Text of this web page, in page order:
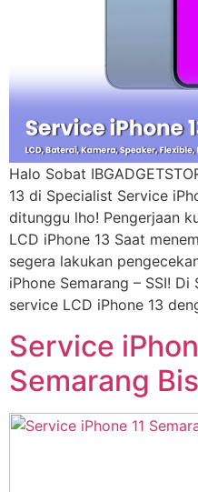
Halo Sobat
13 di Specialist Service
ditunggu lho! Pengerjaan
LCD iPhone 13 Saat
segera lakukan
iPhone Semarang – SSI!
service LCD iPhone 13
Service
Semarang